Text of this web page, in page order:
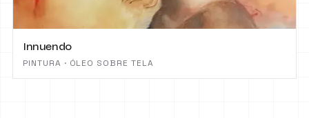
Innuendo
PINTURA · ÓLEO SOBRE TELA